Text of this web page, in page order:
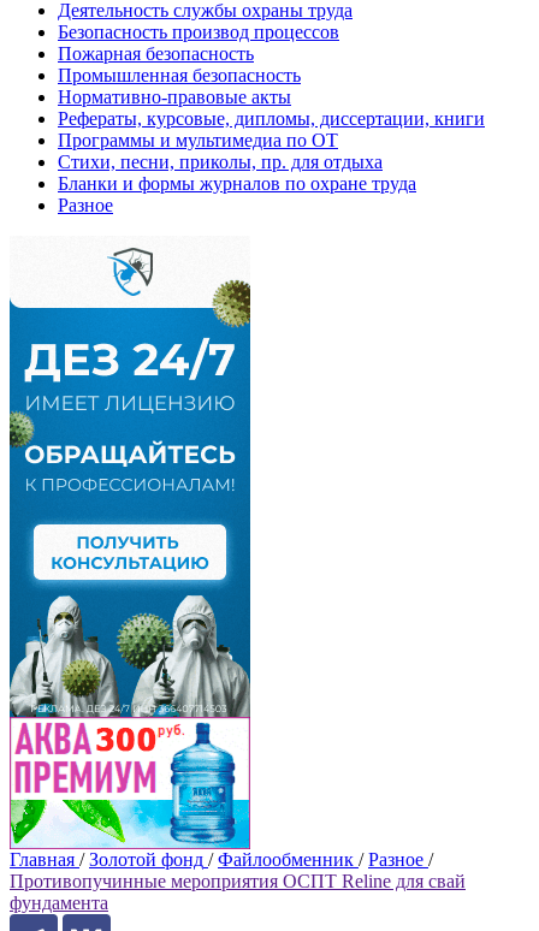
Деятельность службы охраны труда
Безопасность производ процессов
Пожарная безопасность
Промышленная безопасность
Нормативно-правовые акты
Рефераты, курсовые, дипломы, диссертации, книги
Программы и мультимедиа по ОТ
Стихи, песни, приколы, пр. для отдыха
Бланки и формы журналов по охране труда
Разное
Главная / Золотой фонд / Файлообменник / Разное /
Противопучинные мероприятия ОСПТ Reline для свай
фундамента